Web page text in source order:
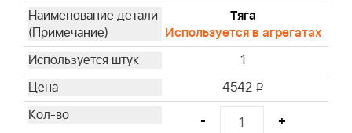
Тяга
Используется в агрегатах
1
4542 i
- +